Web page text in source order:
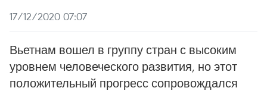
17/12/2020 07:07
Вьетнам вошел в группу стран с высоким
уровнем человеческого развития, но этот
положительный прогресс сопровождался